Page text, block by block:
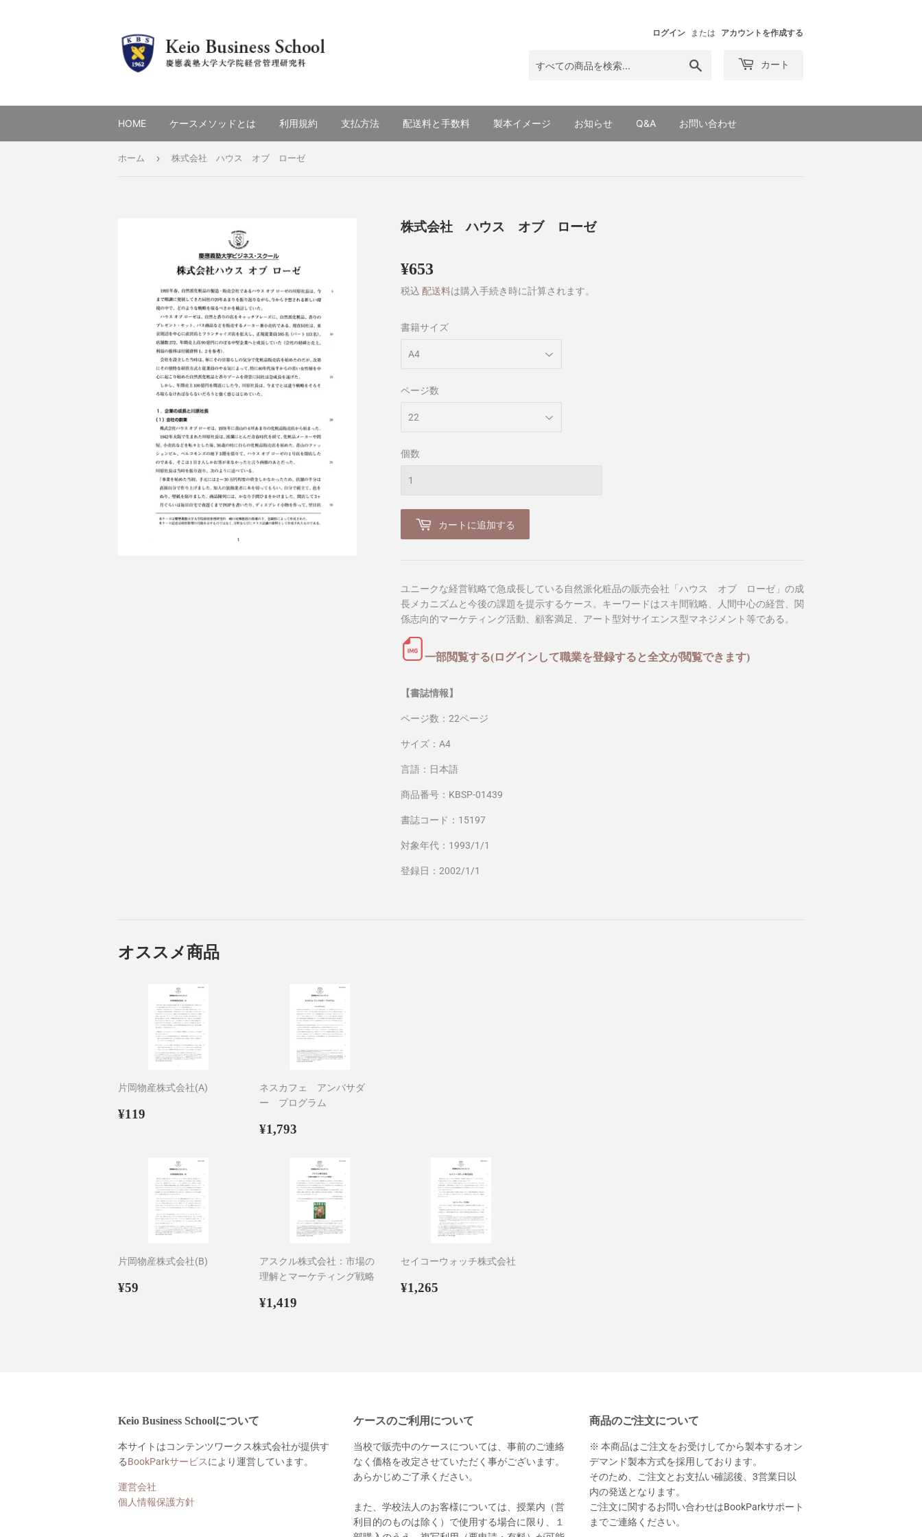
ログイン または アカウントを作成する
る
カート
HOME ケースメソッドとは 利用規約 支払方法 配送料と手数料 製本イメージ お知らせ Q&A お問い合わせ
ホーム › 株式会社 ハウス オブ ローゼ
株式会社 ハウス オブ ローゼ
¥653
税込 配送料は購入手続き時に計算されます。
書籍サイズ
ページ数
個数
カートに追加する
ユニークな経営戦略で急成長している自然派化粧品の販売会社「ハウス オブ ローゼ」の成
長メカニズムと今後の課題を提示するケース。キーワードはスキ間戦略、人間中心の経営、関
係志向的マーケティング活動、顧客満足、アート型対サイエンス型マネジメント等である。
一部閲覧する(ログインして職業を登録すると全文が閲覧できます)
【書誌情報】
ページ数：22ページ
サイズ：A4
言語：日本語
商品番号：KBSP-01439
書誌コード：15197
対象年代：1993/1/1
登録日：2002/1/1
オススメ商品
片岡物産株式会社(A)
通
¥119
ネスカフェ アンバサダ
ー プログラム
通
¥1,793
片岡物産株式会社(B)
通
¥59
アスクル株式会社：市場の
理解とマーケティング戦略
通
¥1,419
セイコーウォッチ株式会社
通
¥1,265
Keio Business Schoolについて
本サイトはコンテンツワークス株式会社が提供す
るBookParkサービスにより運営しています。
運営会社
個人情報保護方針
ケースのご利用について
当校で販売中のケースについては、事前のご連絡
なく価格を改定させていただく事がございます。
あらかじめご了承ください。
また、学校法人のお客様については、授業内（営
利目的のものは除く）で使用する場合に限り、１
商品のご注文について
※ 本商品はご注文をお受けしてから製本するオン
デマンド製本方式を採用しております。
そのため、ご注文とお支払い確認後、3営業日以
内の発送となります。
ご注文に関するお問い合わせはBookParkサポート
までご連絡ください。